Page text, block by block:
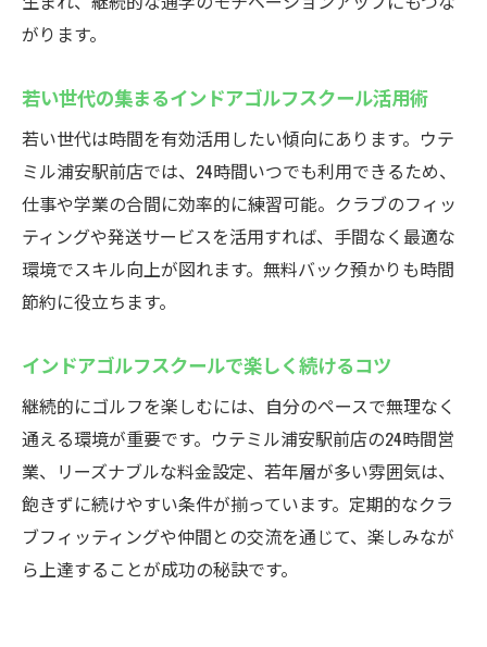
がります。
若い世代の集まるインドアゴルフスクール活用術
若い世代は時間を有効活用したい傾向にあります。ウテ
ミル浦安駅前店では、24時間いつでも利用できるため、
仕事や学業の合間に効率的に練習可能。クラブのフィッ
ティングや発送サービスを活用すれば、手間なく最適な
環境でスキル向上が図れます。無料バック預かりも時間
節約に役立ちます。
インドアゴルフスクールで楽しく続けるコツ
継続的にゴルフを楽しむには、自分のペースで無理なく
通える環境が重要です。ウテミル浦安駅前店の24時間営
業、リーズナブルな料金設定、若年層が多い雰囲気は、
飽きずに続けやすい条件が揃っています。定期的なクラ
ブフィッティングや仲間との交流を通じて、楽しみなが
ら上達することが成功の秘訣です。